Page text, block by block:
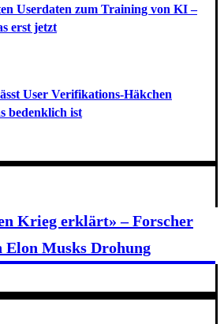
Userdaten zum Training von KI –
erst jetzt
User Verifikations-Häkchen
bedenklich ist
Krieg erklärt» – Forscher
Elon Musks Drohung